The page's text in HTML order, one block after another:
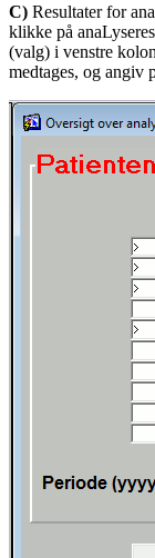
C) Resultater for
klikke på
(valg) i venstre
medtages, og angiv